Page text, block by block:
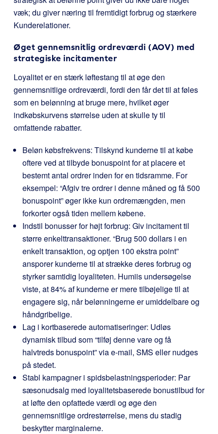
væk; du giver næring til fremtidigt forbrug og stærkere
Kunderelationer.
Øget gennemsnitlig ordreværdi (AOV) med
strategiske incitamenter
Loyalitet er en stærk løftestang til at øge den
gennemsnitlige ordreværdi, fordi den får det til at føles
som en belønning at bruge mere, hvilket øger
indkøbskurvens størrelse uden at skulle ty til
omfattende rabatter.
Beløn købsfrekvens: Tilskynd kunderne til at købe
oftere ved at tilbyde bonuspoint for at placere et
bestemt antal ordrer inden for en tidsramme. For
eksempel: “Afgiv tre ordrer i denne måned og få 500
bonuspoint” øger ikke kun ordremængden, men
forkorter også tiden mellem købene.
Indstil bonusser for højt forbrug: Giv incitament til
større enkelttransaktioner. “Brug 500 dollars i en
enkelt transaktion, og optjen 100 ekstra point”
ansporer kunderne til at strække deres forbrug og
styrker samtidig loyaliteten. Humiis undersøgelse
viste, at 84% af kunderne er mere tilbøjelige til at
engagere sig, når belønningerne er umiddelbare og
håndgribelige.
Lag i kortbaserede automatiseringer: Udløs
dynamisk tilbud som “tilføj denne vare og få
halvtreds bonuspoint” via e-mail, SMS eller nudges
på stedet.
Stabl kampagner i spidsbelastningsperioder: Par
sæsonudsalg med loyalitetsbaserede bonustilbud for
at løfte den opfattede værdi og øge den
gennemsnitlige ordrestørrelse, mens du stadig
beskytter marginalerne.